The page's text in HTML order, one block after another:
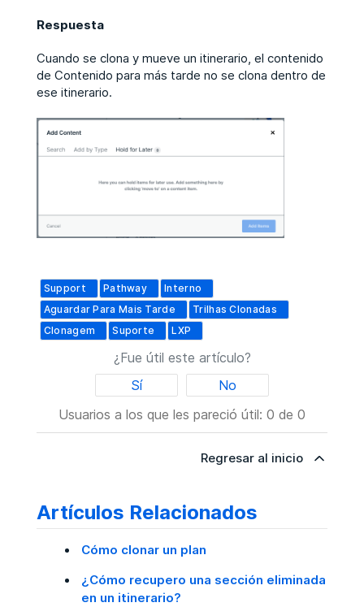
Respuesta
Cuando se clona y mueve un itinerario, el contenido
de Contenido para más tarde no se clona dentro de
ese itinerario.
Support Pathway
Interno
Aguardar Para Mais Tarde
Trilhas Clonadas
Clonagem
Suporte LXP
¿Fue útil este artículo?
Sí
No
Usuarios a los que les pareció útil: 0 de 0
Regresar al inicio
Artículos Relacionados
Cómo clonar un plan
¿Cómo recupero una sección eliminada
en un itinerario?